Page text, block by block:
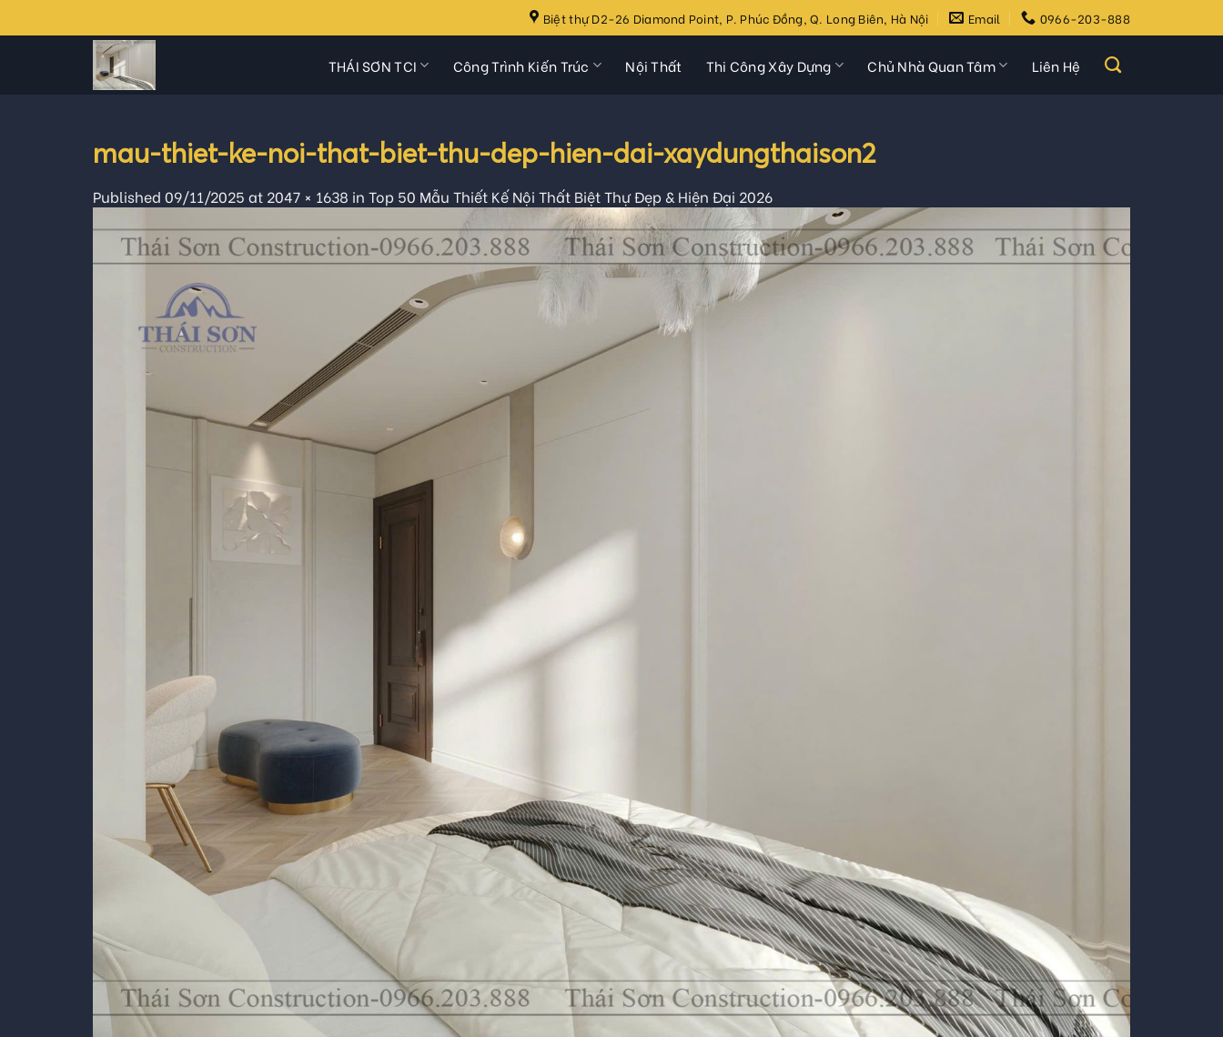
to
Biệt thự D2-26 Diamond Point, P. Phúc Đồng, Q. Long Biên, Hà Nội Email 0966-203-888
THÁI SƠN TCI Công Trình Kiến Trúc Nội Thất Thi Công Xây Dựng Chủ Nhà Quan Tâm Liên Hệ
mau-thiet-ke-noi-that-biet-thu-dep-hien-dai-xaydungthaison2
Published 09/11/2025 at 2047 × 1638 in Top 50 Mẫu Thiết Kế Nội Thất Biệt Thự Đẹp & Hiện Đại 2026